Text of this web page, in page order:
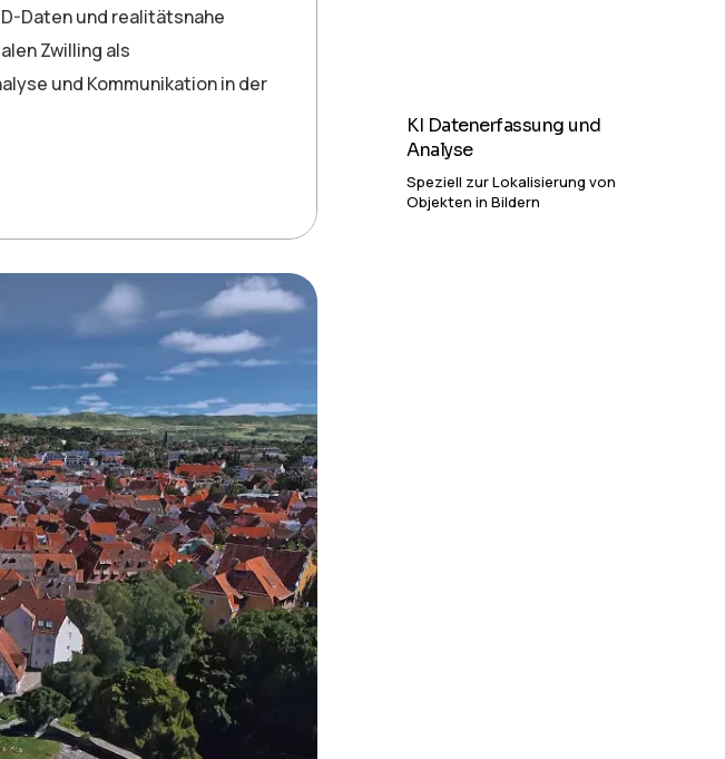
Daten und realitätsnahe
Zwilling als
und Kommunikation in der
KI Datenerfassung und
Analyse
Speziell zur Lokalisierung von
Objekten in Bildern